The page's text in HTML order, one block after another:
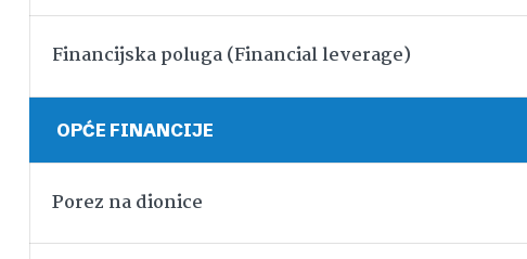
Financijska poluga (Financial leverage)
OPĆE FINANCIJE
Porez na dionice